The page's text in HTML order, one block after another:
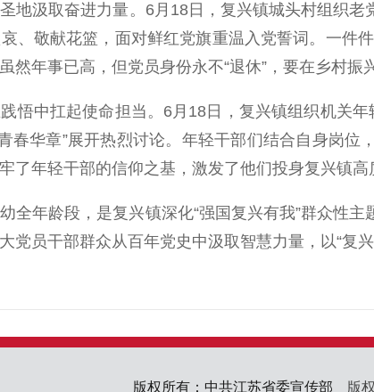
汲取奋进力量。6月18日，复兴镇城头村组织老
、敬献花篮，面对鲜红党旗重温入党誓词。一件
然年事已高，但党员身份永不“退休”，要在乡村振
中扛起使命担当。6月18日，复兴镇组织机关年
华章”展开热烈讨论。年轻干部们结合自身岗位
了年轻干部的信仰之基，激发了他们投身复兴镇高
年龄段，是复兴镇深化“强国复兴有我”群众性主
党员干部群众从百年党史中汲取智慧力量，以“复
版权所有：中共江苏省委宣传部 版